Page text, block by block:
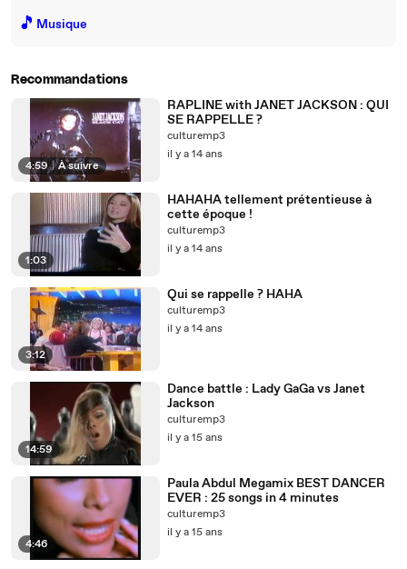
🎵 Musique
Recommandations
4:59 | À suivre
RAPLINE with JANET JACKSON : QUI
SE RAPPELLE ?
culturemp3
il y a 14 ans
1:03
HAHAHA tellement prétentieuse à
cette époque !
culturemp3
il y a 14 ans
3:12
Qui se rappelle ? HAHA
culturemp3
il y a 14 ans
14:59
Dance battle : Lady GaGa vs Janet
Jackson
culturemp3
il y a 15 ans
4:46
Paula Abdul Megamix BEST DANCER
EVER : 25 songs in 4 minutes
culturemp3
il y a 15 ans